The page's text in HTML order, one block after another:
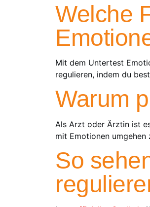
Welche
Mit dem Untertest
regulieren, indem du
Warum
Als Arzt oder Ärztin ist
mit Emotionen umgehen
So